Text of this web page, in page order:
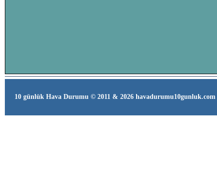
10 günlük Hava Durumu © 2011 & 2026 havadurumu10gunluk.com